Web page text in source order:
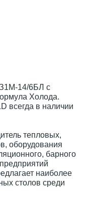
14/6БЛ с
Холода.
всегда в наличии
тепловых,
оборудования
барного
наиболее
столов среди